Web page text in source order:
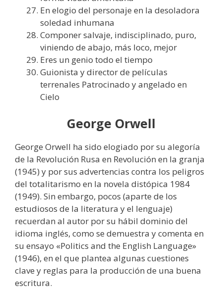
En elogio del personaje en la desoladora
soledad inhumana
Componer salvaje, indisciplinado, puro,
viniendo de abajo, más loco, mejor
Eres un genio todo el tiempo
Guionista y director de películas
terrenales Patrocinado y angelado en
Cielo
George Orwell
George Orwell ha sido elogiado por su alegoría
de la Revolución Rusa en Revolución en la granja
(1945) y por sus advertencias contra los peligros
del totalitarismo en la novela distópica 1984
(1949). Sin embargo, pocos (aparte de los
estudiosos de la literatura y el lenguaje)
recuerdan al autor por su hábil dominio del
idioma inglés, como se demuestra y comenta en
su ensayo «Politics and the English Language»
(1946), en el que plantea algunas cuestiones
clave y reglas para la producción de una buena
escritura.